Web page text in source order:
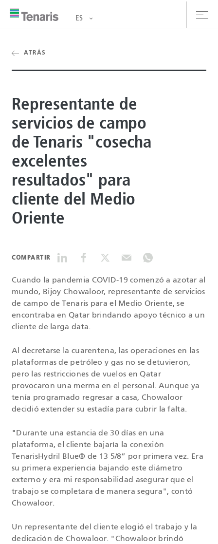
y Servicios
de prensa
ES
ATRÁS
Representante de
servicios de campo
de Tenaris "cosecha
excelentes
resultados" para
cliente del Medio
Oriente
COMPARTIR
Cuando la pandemia COVID-19 comenzó a azotar al
mundo, Bijoy Chowaloor, representante de servicios
de campo de Tenaris para el Medio Oriente, se
encontraba en Qatar brindando apoyo técnico a un
cliente de larga data.
Al decretarse la cuarentena, las operaciones en las
plataformas de petróleo y gas no se detuvieron,
pero las restricciones de vuelos en Qatar
provocaron una merma en el personal. Aunque ya
tenía programado regresar a casa, Chowaloor
decidió extender su estadía para cubrir la falta.
"Durante una estancia de 30 días en una
plataforma, el cliente bajaría la conexión
TenarisHydril Blue® de 13 5/8” por primera vez. Era
su primera experiencia bajando este diámetro
externo y era mi responsabilidad asegurar que el
trabajo se completara de manera segura", contó
Chowaloor.
Un representante del cliente elogió el trabajo y la
dedicación de Chowaloor. "Chowaloor brindó